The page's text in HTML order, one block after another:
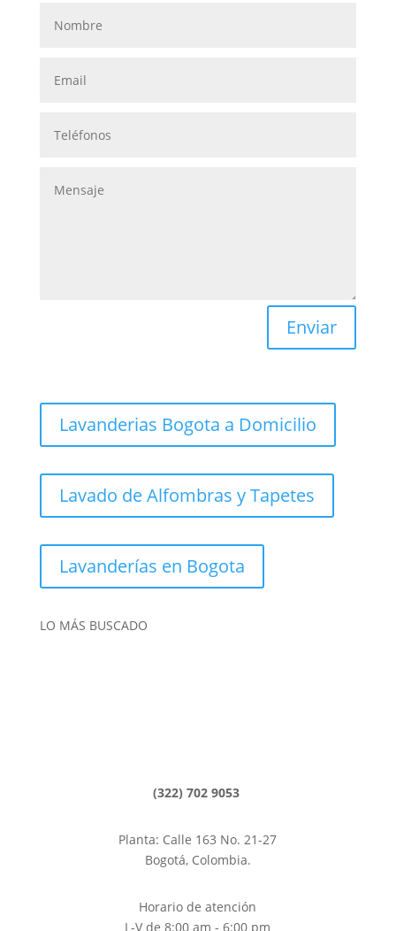
Enviar
Lavanderias Bogota a Domicilio
Lavado de Alfombras y Tapetes
Lavanderías en Bogota
LO MÁS BUSCADO
(322) 702 9053
Planta: Calle 163 No. 21-27
Bogotá, Colombia.
Horario de atención
L-V de 8:00 am - 6:00 pm